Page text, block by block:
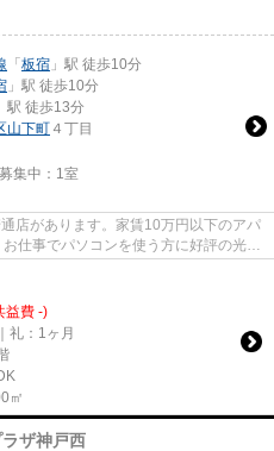
「 板宿 」駅 徒歩10分
」駅 徒歩10分
駅 徒歩13分
山下町 ４丁目
集中： 1室
店があります。家賃10万円以下のアパ
仕事でパソコンを使う方に好評の光回
益費 -)
礼：1ヶ月
㎡
ザ神戸西